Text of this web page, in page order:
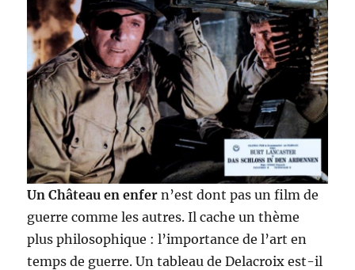
Un Château en enfer n’est dont pas un film de
guerre comme les autres. Il cache un thème
plus philosophique : l’importance de l’art en
temps de guerre. Un tableau de Delacroix est-il